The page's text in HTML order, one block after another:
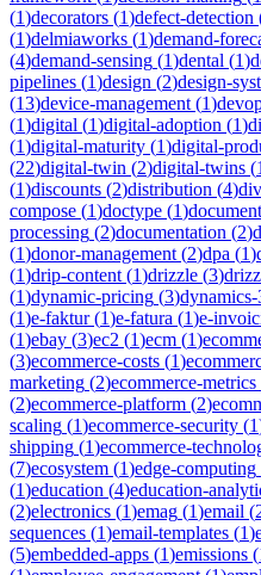
(1)decorators (1)defect-detection
(1)delmiaworks (1)demand-
(4)demand-sensing (1)dental (1)
pipelines (1)design (2)design-
(13)device-management (1)
(1)digital (1)digital-adoption (1)
(1)digital-maturity (1)digital-
(22)digital-twin (2)digital-twins (1
(1)discounts (2)distribution (4)
compose (1)doctype (1)
processing (2)documentation (2)
(1)donor-management (2)dpa (1)
(1)drip-content (1)drizzle (3)
(1)dynamic-pricing (3)
(1)e-faktur(1)e-fatura (1)e-
(1)ebay (3)ec2 (1)ecm (1)
(3)ecommerce-costs (1)
marketing (2)ecommerce-metrics
(2)ecommerce-platform (2)
scaling (1)ecommerce-security (1
shipping (1)ecommerce-
(7)ecosystem (1)edge-computing
(1)education (4)education-
(2)electronics (1)emag (1)email (
sequences (1)email-templates (1)
(5)embedded-apps (1)emissions (